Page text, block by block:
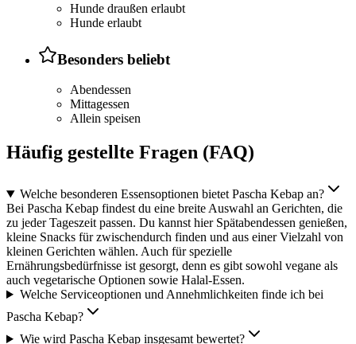
Hunde draußen erlaubt
Hunde erlaubt
Besonders beliebt
Abendessen
Mittagessen
Allein speisen
Häufig gestellte Fragen (FAQ)
Welche besonderen Essensoptionen bietet Pascha Kebap an?
Bei Pascha Kebap findest du eine breite Auswahl an Gerichten, die
zu jeder Tageszeit passen. Du kannst hier Spätabendessen genießen,
kleine Snacks für zwischendurch finden und aus einer Vielzahl von
kleinen Gerichten wählen. Auch für spezielle
Ernährungsbedürfnisse ist gesorgt, denn es gibt sowohl vegane als
auch vegetarische Optionen sowie Halal-Essen.
Welche Serviceoptionen und Annehmlichkeiten finde ich bei
Pascha Kebap?
Wie wird Pascha Kebap insgesamt bewertet?